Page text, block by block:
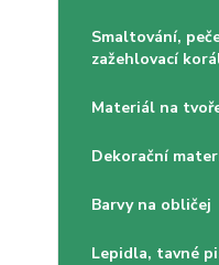
Smaltování,
zažehlovací
Materiál na
Dekorační
Barvy na obličej
Lepidla, tavné